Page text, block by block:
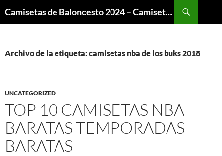
Camisetas de Baloncesto 2024 – Camisetas NBA
Archivo de la etiqueta: camisetas nba de los buks 2018
UNCATEGORIZED
TOP 10 CAMISETAS NBA
BARATAS TEMPORADAS
BARATAS